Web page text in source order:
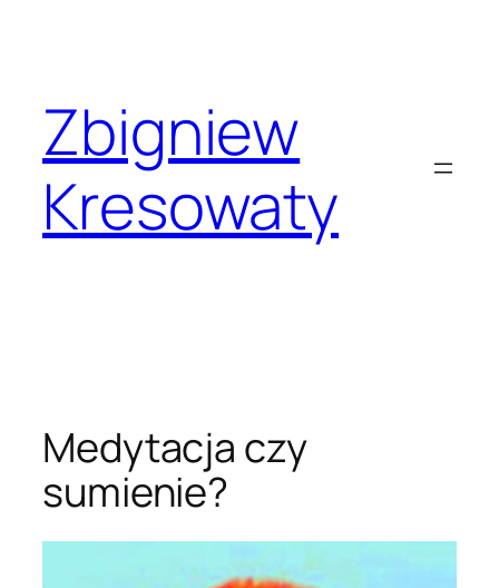
Zbigniew
Kresowaty
Medytacja czy
sumienie?